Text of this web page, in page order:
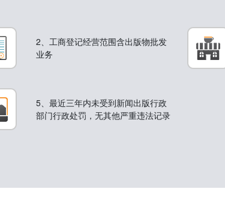
2、工商登记经营范围含出版物批发
业务
5、最近三年内未受到新闻出版行政
部门行政处罚，无其他严重违法记录